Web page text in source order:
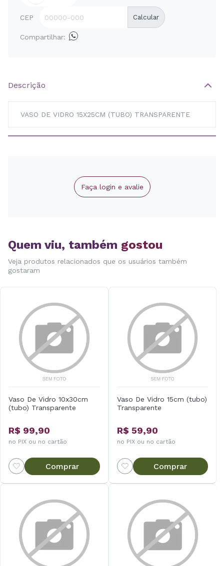
CEP Calcular
Compartilhar:
Descrição
VASO DE VIDRO 15X25CM (TUBO) TRANSPARENTE
Faça login e avalie
Quem viu, também gostou
Veja produtos relacionados que os usuários também
gostaram
Vaso De Vidro 10x30cm
(tubo) Transparente
R$ 99,90
no PIX ou no cartão
Comprar
Vaso De Vidro 15cm (tubo)
Transparente
R$ 59,90
no PIX ou no cartão
Comprar